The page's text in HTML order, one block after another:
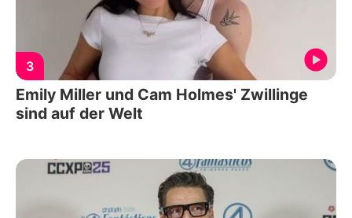
3
Emily Miller und Cam Holmes' Zwillinge
sind auf der Welt